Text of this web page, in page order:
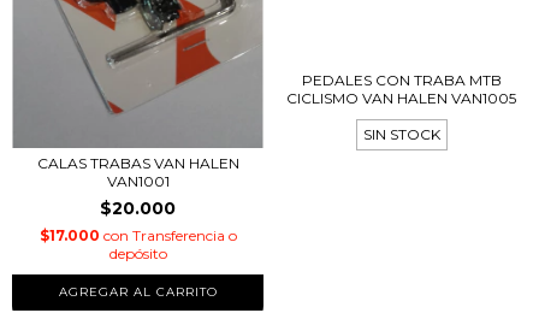
CALAS TRABAS VAN HALEN
VAN1001
$20.000
$17.000 con Transferencia o
depósito
PEDALES CON TRABA MTB
CICLISMO VAN HALEN VAN1005
SIN STOCK